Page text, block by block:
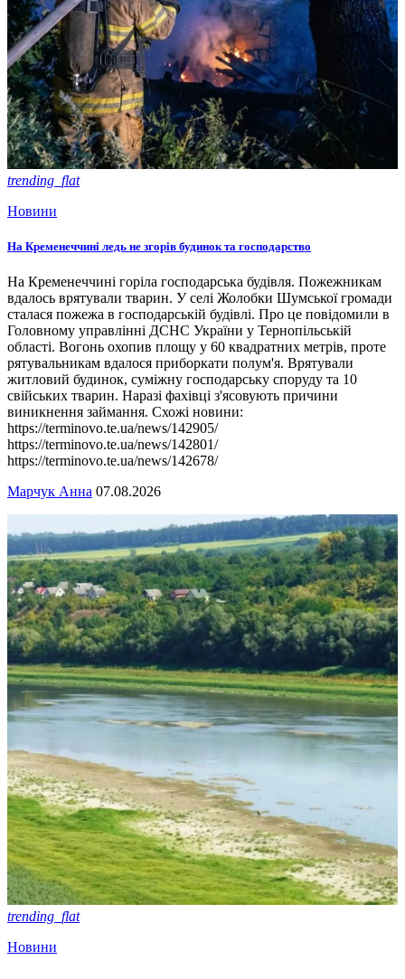
trending_flat
Новини
На Кременеччині ледь не згорів будинок та господарство
На Кременеччині горіла господарська будівля. Пожежникам
вдалось врятували тварин. У селі Жолобки Шумської громади
сталася пожежа в господарській будівлі. Про це повідомили в
Головному управлінні ДСНС України у Тернопільській
області. Вогонь охопив площу у 60 квадратних метрів, проте
рятувальникам вдалося приборкати полум'я. Врятували
житловий будинок, суміжну господарську споруду та 10
свійських тварин. Наразі фахівці з'ясовують причини
виникнення займання. Схожі новини:
https://terminovo.te.ua/news/142905/
https://terminovo.te.ua/news/142801/
https://terminovo.te.ua/news/142678/
Марчук Анна 07.08.2026
trending_flat
Новини